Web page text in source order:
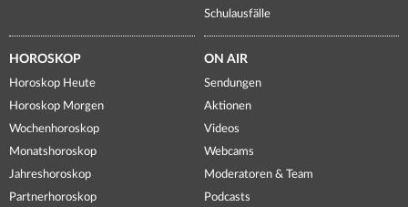
Schulausfälle
HOROSKOP
Horoskop Heute
Horoskop Morgen
Wochenhoroskop
Monatshoroskop
Jahreshoroskop
Partnerhoroskop
ON AIR
Sendungen
Aktionen
Videos
Webcams
Moderatoren & Team
Podcasts